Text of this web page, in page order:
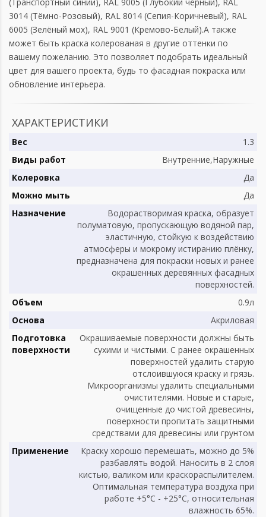
(Транспортный синий), RAL 9005 (Глубокий чёрный), RAL
3014 (Тёмно-Розовый), RAL 8014 (Сепия-Коричневый), RAL
6005 (Зелёный мох), RAL 9001 (Кремово-Белый).А также
может быть краска колерованая в другие оттенки по
вашему пожеланию. Это позволяет подобрать идеальный
цвет для вашего проекта, будь то фасадная покраска или
обновление интерьера.
ХАРАКТЕРИСТИКИ
Вес
1.3
Виды работ
Внутренние,Наружные
Колеровка
Да
Можно мыть
Да
Назначение
Bодорастворимая краска, образует
полуматовую, пропускающую водяной пар,
эластичную, стойкую к воздействию
атмосферы и мокрому истиранию плёнку,
предназначена для покраски новых и ранее
окрашенных деревянных фасадных
поверхностей.
Объем
0.9л
Основа
Акриловая
Подготовка
поверхности
Oкрашиваемые поверхности должны быть
сухими и чистыми. С ранее окрашенных
поверхностей удалить старую
отслоившуюся краску и грязь.
Микроорганизмы удалить специальными
очистителями. Новые и старые,
очищенные до чистой древесины,
поверхности пропитать защитными
средствами для древесины или грунтом
Применение
Краску хорошо перемешать, можно до 5%
разбавлять водой. Наносить в 2 слоя
кистью, валиком или краскораспылителем.
Оптимальная температура воздуха при
работе +5°С - +25°С, относительная
влажность 65%.